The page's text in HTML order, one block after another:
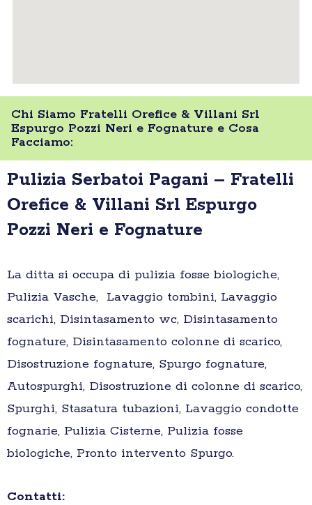
Chi Siamo Fratelli Orefice & Villani Srl
Espurgo Pozzi Neri e Fognature e Cosa
Facciamo:
Pulizia Serbatoi Pagani – Fratelli
Orefice & Villani Srl Espurgo
Pozzi Neri e Fognature
La ditta si occupa di pulizia fosse biologiche,
Pulizia Vasche, Lavaggio tombini, Lavaggio
scarichi, Disintasamento wc, Disintasamento
fognature, Disintasamento colonne di scarico,
Disostruzione fognature, Spurgo fognature,
Autospurghi, Disostruzione di colonne di scarico,
Spurghi, Stasatura tubazioni, Lavaggio condotte
fognarie, Pulizia Cisterne, Pulizia fosse
biologiche, Pronto intervento Spurgo.
Contatti: